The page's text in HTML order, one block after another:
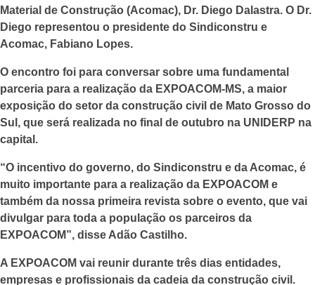
Material de Construção (Acomac), Dr. Diego Dalastra. O Dr.
Diego representou o presidente do Sindiconstru e
Acomac, Fabiano Lopes.
O encontro foi para conversar sobre uma fundamental
parceria para a realização da EXPOACOM-MS, a maior
exposição do setor da construção civil de Mato Grosso do
Sul, que será realizada no final de outubro na UNIDERP na
capital.
“O incentivo do governo, do Sindiconstru e da Acomac, é
muito importante para a realização da EXPOACOM e
também da nossa primeira revista sobre o evento, que vai
divulgar para toda a população os parceiros da
EXPOACOM”, disse Adão Castilho.
A EXPOACOM vai reunir durante três dias entidades,
empresas e profissionais da cadeia da construção civil.